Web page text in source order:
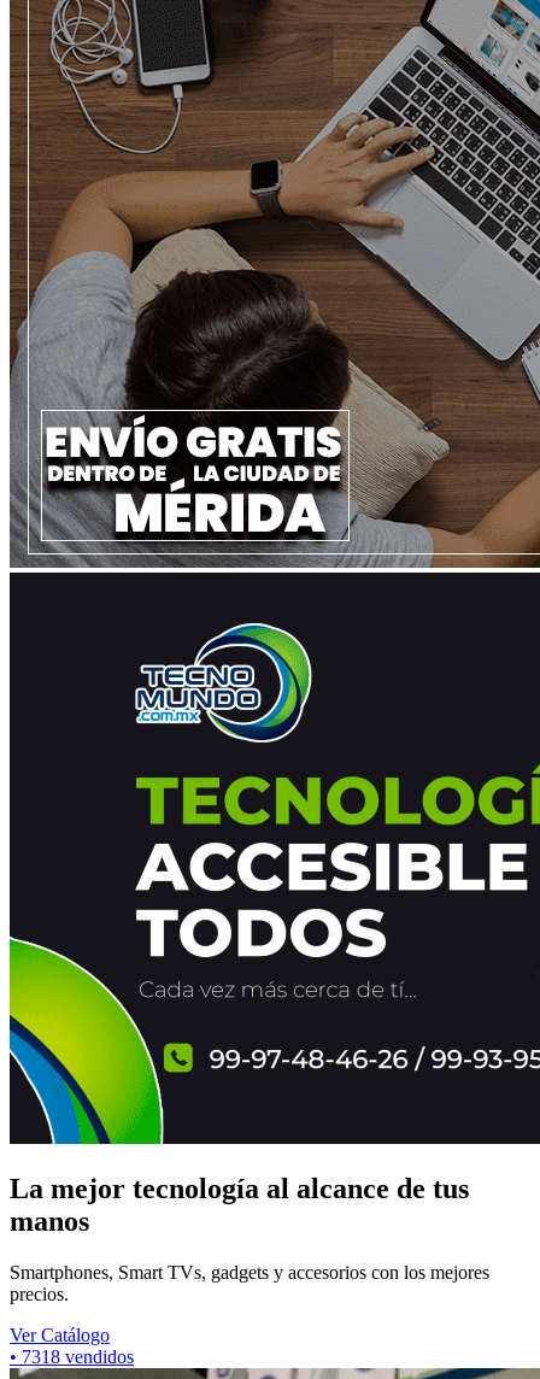
La mejor tecnología al alcance de tus
manos
Smartphones, Smart TVs, gadgets y accesorios con los mejores
precios.
Ver Catálogo
• 7318 vendidos